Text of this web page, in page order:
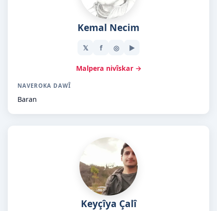
Kemal Necim
𝕏 f ◎ ▶
Malpera nivîskar →
NAVEROKA DAWÎ
Baran
Keyçîya Çalî